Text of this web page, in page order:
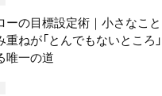
ーの目標設定術｜小さなこと
重ねが「とんでもないところ」
唯一の道